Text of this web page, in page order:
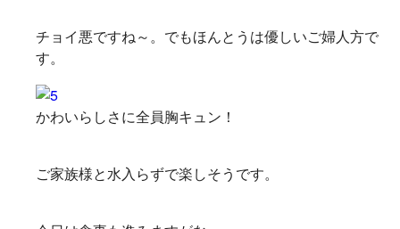
チョイ悪ですね～。でもほんとうは優しいご婦人方で
す。
かわいらしさに全員胸キュン！
ご家族様と水入らずで楽しそうです。